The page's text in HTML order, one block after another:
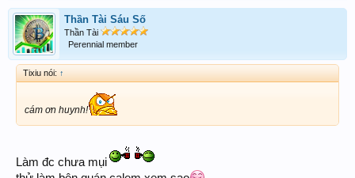
Thần Tài Sáu Số
Thần Tài
Perennial member
Tixiu nói: ↑
cám ơn huynh!
Làm đc chưa mụi